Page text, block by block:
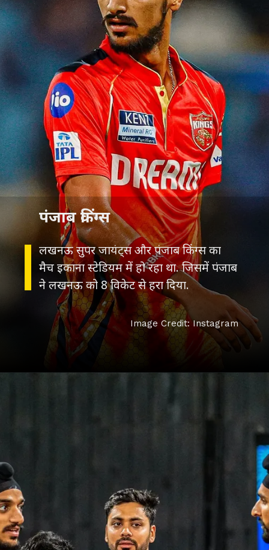
लखनऊ सुपर जायंट्स और पंजाब किंग्स का
मैच इकाना स्टेडियम में हो रहा था. जिसमें पंजाब
ने लखनऊ को 8 विकेट से हरा दिया.
पंजाब किंग्स
Image Credit: Instagram